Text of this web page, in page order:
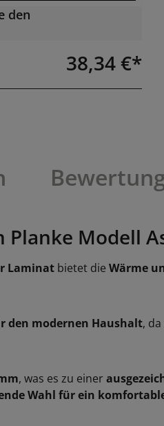
den
38,34 €*
Modell
Laminat bietet die Wärme
den modernen Haushalt, da
, was es zu einer
Wahl für ein